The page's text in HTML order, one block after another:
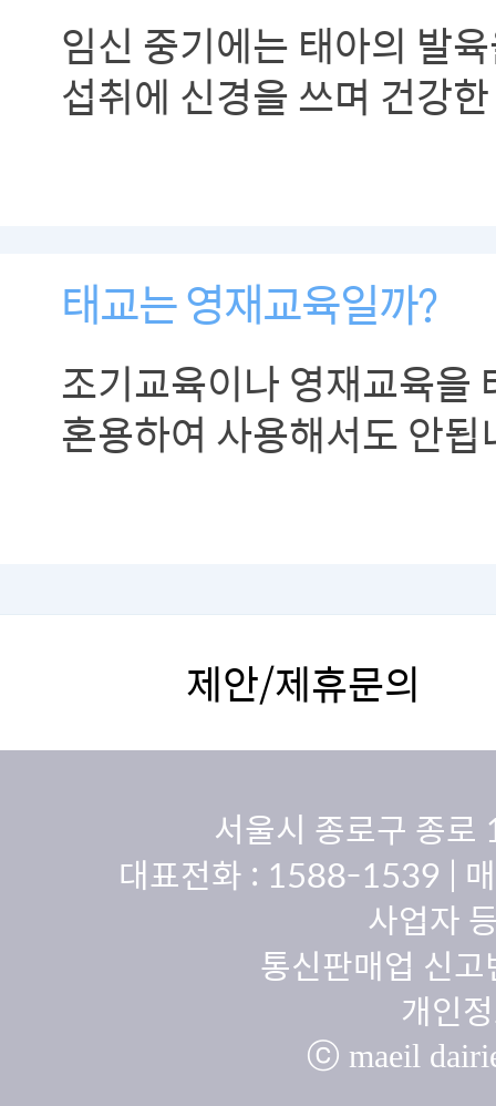
임신 중기에는 태아의 발
섭취에 신경을 쓰며 건강
태교는 영재교육일까?
조기교육이나 영재교육을
혼용하여 사용해서도 안됩
제안/제휴문의
서울시 종로구 종
대표전화 : 1588-1539 |
사업자
통신판매업 신
개인
ⓒ maeil